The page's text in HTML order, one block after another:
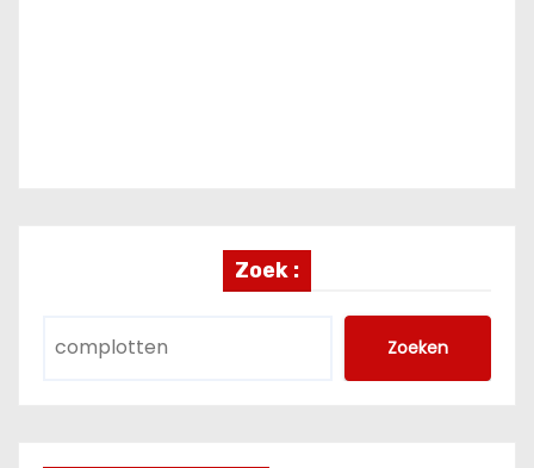
Zoek :
Zoeken